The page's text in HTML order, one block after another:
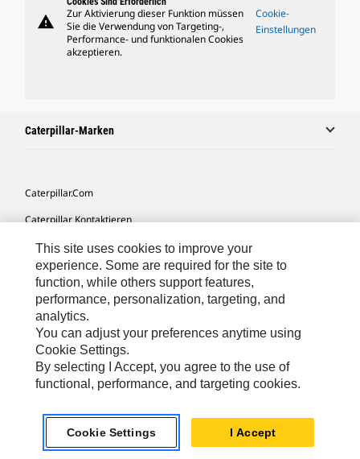
warning
Zur Aktivierung dieser Funktion müssen
Sie die Verwendung von Targeting-,
Performance- und funktionalen Cookies
akzeptieren.
Cookie-
Einstellungen
Caterpillar-Marken
Caterpillar.com
Caterpillar Kontaktieren
Meine Marketing-Präferenzen
Seitenübersicht
Cookie Settings
Rechtliche Hinweise
Datenschutz
Europe-German© 2026 Caterpillar. Alle Rechte vorbehalten.
This site uses cookies to improve your
experience. Some are required for the site to
function, while others support features,
performance, personalization, targeting, and
analytics.
You can adjust your preferences anytime using
Cookie Settings.
By selecting I Accept, you agree to the use of
functional, performance, and targeting cookies.
Cookie Settings I Accept